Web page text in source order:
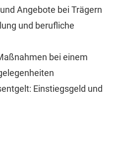
Angebote bei Trägern
und berufliche
bei einem
Einstiegsgeld und